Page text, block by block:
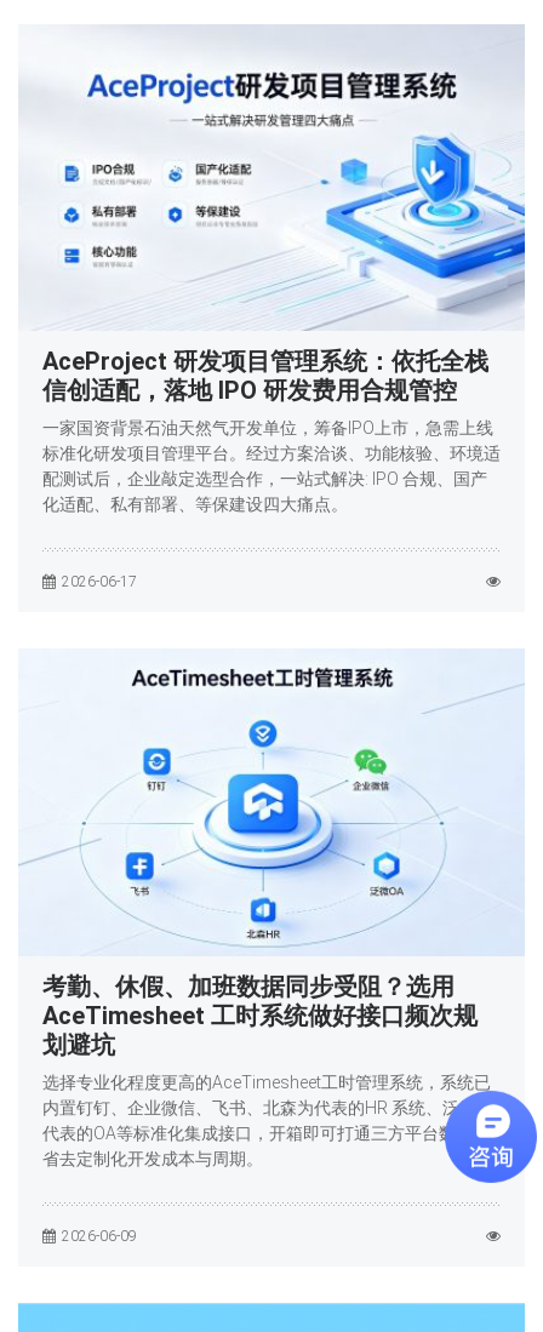
AceProject 研发项目管理系统：依托全栈
信创适配，落地 IPO 研发费用合规管控
一家国资背景石油天然气开发单位，筹备IPO上市，急需上线
标准化研发项目管理平台。经过方案洽谈、功能核验、环境适
配测试后，企业敲定选型合作，一站式解决: IPO 合规、国产
化适配、私有部署、等保建设四大痛点。
2026-06-17
考勤、休假、加班数据同步受阻？选用
AceTimesheet 工时系统做好接口频次规
划避坑
选择专业化程度更高的AceTimesheet工时管理系统，系统已
内置钉钉、企业微信、飞书、北森为代表的HR 系统、泛微为
代表的OA等标准化集成接口，开箱即可打通三方平台数据，
省去定制化开发成本与周期。
2026-06-09